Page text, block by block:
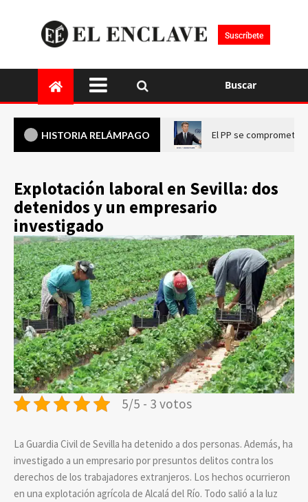
Suscríbete
Buscar
HISTORIA RELÁMPAGO El PP se compromete
Explotación laboral en Sevilla: dos
detenidos y un empresario
investigado
5/5 - 3 votos
La Guardia Civil de Sevilla ha detenido a dos personas. Además, ha
investigado a un empresario por presuntos delitos contra los
derechos de los trabajadores extranjeros. Los hechos ocurrieron
en una explotación agrícola de Alcalá del Río. Todo salió a la luz